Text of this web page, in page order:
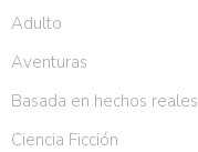
Adulto
Aventuras
Basada en hechos reales
Ciencia Ficción